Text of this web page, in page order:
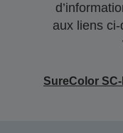
aux liens
SureColor SC-